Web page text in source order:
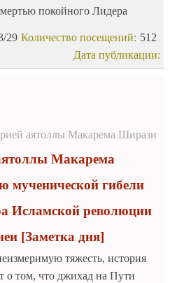
покойного Лидера
512
Количество посещений:
29
Дата публикации:
аятоллы Макарема Ширази
Макарема
мученической гибели
Исламской революции
[Заметка дня]
тяжесть, история
о том, что джихад на Пути